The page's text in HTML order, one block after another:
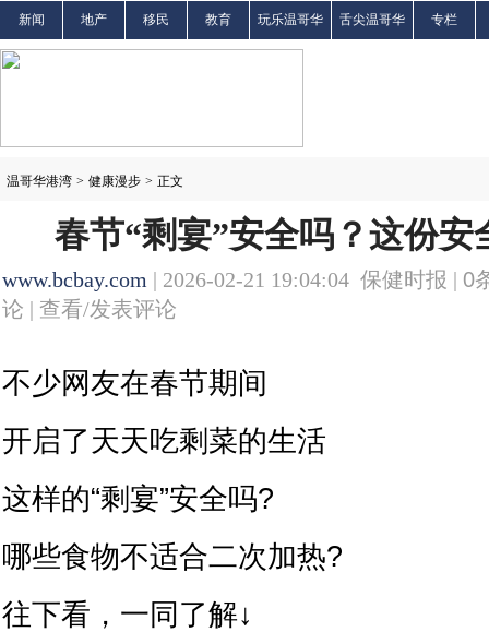
新闻 地产 移民 教育 玩乐温哥华 舌尖温哥华 专栏
温哥华港湾 > 健康漫步 > 正文
春节“剩宴”安全吗？这份安
www.bcbay.com | 2026-02-21 19:04:04 保健时报 | 0
论 | 查看/发表评论
不少网友在春节期间
开启了天天吃剩菜的生活
这样的“剩宴”安全吗?
哪些食物不适合二次加热?
往下看，一同了解↓